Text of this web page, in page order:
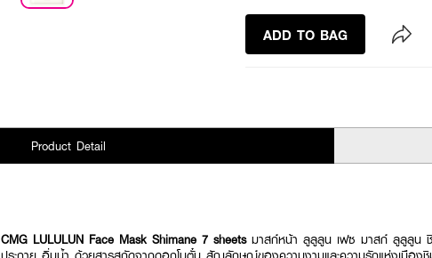
ADD TO BAG
Product Detail
CMG LULULUN Face Mask Shimane 7 sheets มาสก์หน้า ลูลูลูน เฟซ มาสก์ ลูลูลูน ชิ